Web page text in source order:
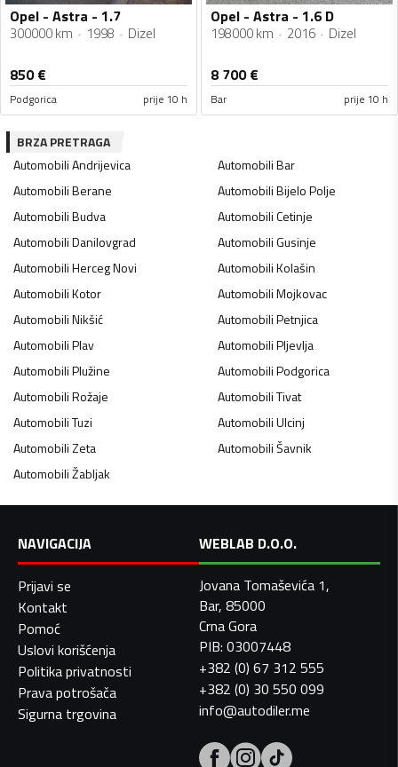
Opel - Astra - 1.7
300000 km 1998 Dizel
850€
Podgorica prije 10 h
Opel - Astra - 1.6 D
198000 km 2016 Dizel
8 700€
Bar prije 10 h
BRZA PRETRAGA
AutomobiliAndrijevica AutomobiliBar
AutomobiliBerane AutomobiliBijelo Polje
AutomobiliBudva AutomobiliCetinje
AutomobiliDanilovgrad AutomobiliGusinje
AutomobiliHerceg Novi AutomobiliKolašin
AutomobiliKotor AutomobiliMojkovac
AutomobiliNikšić AutomobiliPetnjica
AutomobiliPlav AutomobiliPljevlja
AutomobiliPlužine AutomobiliPodgorica
AutomobiliRožaje AutomobiliTivat
AutomobiliTuzi AutomobiliUlcinj
AutomobiliZeta AutomobiliŠavnik
AutomobiliŽabljak
NAVIGACIJA
Prijavi se
Kontakt
Pomoć
Uslovi korišćenja
Politika privatnosti
Prava potrošača
Sigurna trgovina
WEBLAB D.O.O.
Jovana Tomaševića 1,
Bar, 85000
Crna Gora
PIB: 03007448
+382 (0) 67 312 555
+382 (0) 30 550 099
info@autodiler.me